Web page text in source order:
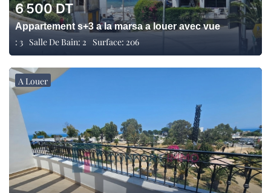
6 500DT
Appartement s+3 a la marsa a louer avec vue
: 3 Salle De Bain: 2 Surface: 206
A Louer